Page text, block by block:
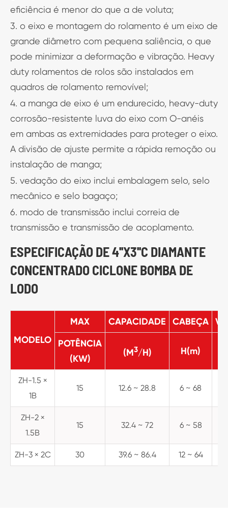
eficiência é menor do que a de voluta;
3. o eixo e montagem do rolamento é um eixo de
grande diâmetro com pequena saliência, o que
pode minimizar a deformação e vibração. Heavy
duty rolamentos de rolos são instalados em
quadros de rolamento removível;
4. a manga de eixo é um endurecido, heavy-duty
corrosão-resistente luva do eixo com O-anéis
em ambas as extremidades para proteger o eixo.
A divisão de ajuste permite a rápida remoção ou
instalação de manga;
5. vedação do eixo inclui embalagem selo, selo
mecânico e selo bagaço;
6. modo de transmissão inclui correia de
transmissão e transmissão de acoplamento.
ESPECIFICAÇÃO DE 4''X3''C DIAMANTE
CONCENTRADO CICLONE BOMBA DE
LODO
MODELO
MAX CAPACIDADE CABEÇA
POTÊNCIA
(KW)
(M3/H) H(m)
ZH-1.5 ×
1B
15 12.6 ~ 28.8 6 ~ 68
ZH-2 ×
1.5B
15 32.4 ~ 72 6 ~ 58
ZH-3 × 2C 30 39.6 ~ 86.4 12 ~ 64